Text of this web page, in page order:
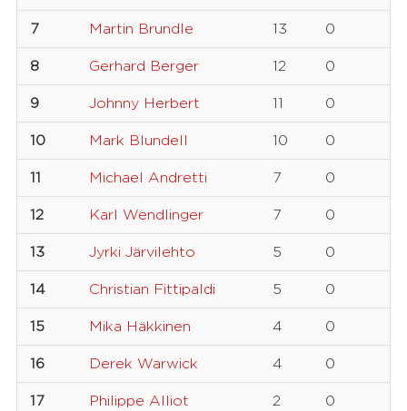
7 Martin Brundle 13 0
8 Gerhard Berger 12 0
9 Johnny Herbert 11 0
10 Mark Blundell 10 0
11 Michael Andretti 7 0
12 Karl Wendlinger 7 0
13 Jyrki Järvilehto 5 0
14 Christian Fittipaldi 5 0
15 Mika Häkkinen 4 0
16 Derek Warwick 4 0
17 Philippe Alliot 2 0